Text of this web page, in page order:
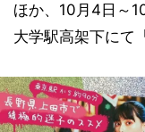
ほか、10月4日～
大学駅高架下にて